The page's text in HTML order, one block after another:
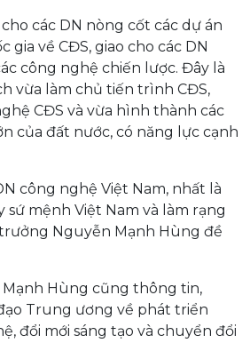
các DN nòng cốt các dự án
gia về CĐS, giao cho các DN
công nghệ chiến lược. Đây là
vừa làm chủ tiến trình CĐS,
CĐS và vừa hình thành các
của đất nước, có năng lực cạnh
công nghệ Việt Nam, nhất là
sứ mệnh Việt Nam và làm rạng
Nguyễn Mạnh Hùng đề
Hùng cũng thông tin,
Trung ương về phát triển
đổi mới sáng tạo và chuyển đổi